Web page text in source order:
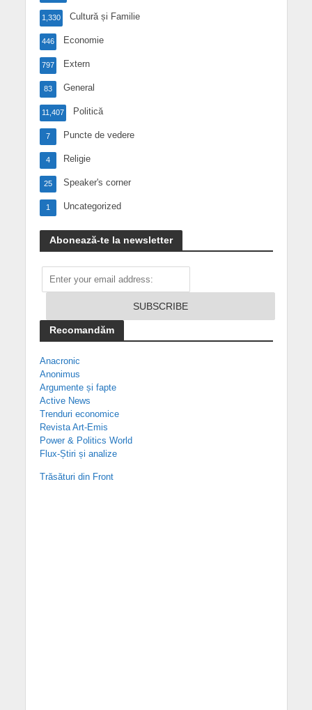
Cultură și Familie
1,330
Economie
446
Extern
797
General
83
Politică
11,407
Puncte de vedere
7
Religie
4
Speaker's corner
25
Uncategorized
1
Abonează-te la newsletter
Recomandăm
Anacronic
Anonimus
Argumente și fapte
Active News
Trenduri economice
Revista Art-Emis
Power & Politics World
Flux-Știri și analize
Trăsături din Front